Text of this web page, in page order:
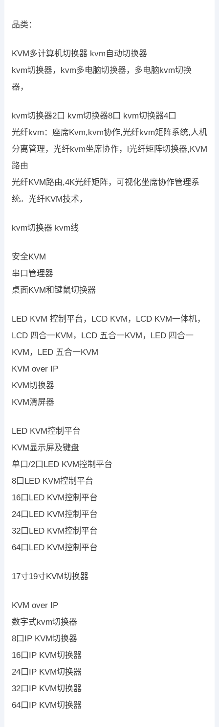
品类：
KVM多计算机切换器 kvm自动切换器
kvm切换器，kvm多电脑切换器，多电脑kvm切换
器，
kvm切换器2口 kvm切换器8口 kvm切换器4口
光纤kvm：座席Kvm,kvm协作,光纤kvm矩阵系统,人机
分离管理，光纤kvm坐席协作，l光纤矩阵切换器,KVM
路由
光纤KVM路由,4K光纤矩阵，可视化坐席协作管理系
统。光纤KVM技术，
kvm切换器 kvm线
安全KVM
串口管理器
桌面KVM和键鼠切换器
LED KVM 控制平台，LCD KVM，LCD KVM一体机，
LCD 四合一KVM，LCD 五合一KVM，LED 四合一
KVM，LED 五合一KVM
KVM over IP
KVM切换器
KVM滑屏器
LED KVM控制平台
KVM显示屏及键盘
单口/2口LED KVM控制平台
8口LED KVM控制平台
16口LED KVM控制平台
24口LED KVM控制平台
32口LED KVM控制平台
64口LED KVM控制平台
17寸19寸KVM切换器
KVM over IP
数字式kvm切换器
8口IP KVM切换器
16口IP KVM切换器
24口IP KVM切换器
32口IP KVM切换器
64口IP KVM切换器